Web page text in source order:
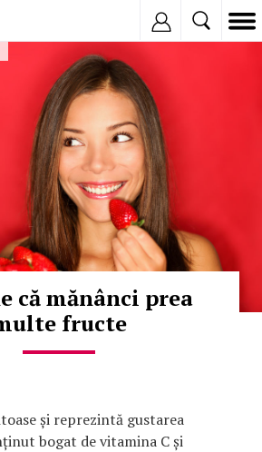
că mănânci prea
fructe
și reprezintă gustarea
bogat de vitamina C și